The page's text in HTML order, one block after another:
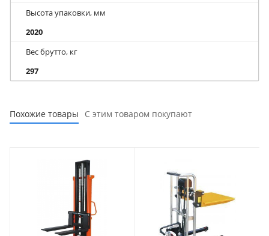
Высота упаковки, мм
2020
Вес брутто, кг
297
Похожие товары С этим товаром покупают